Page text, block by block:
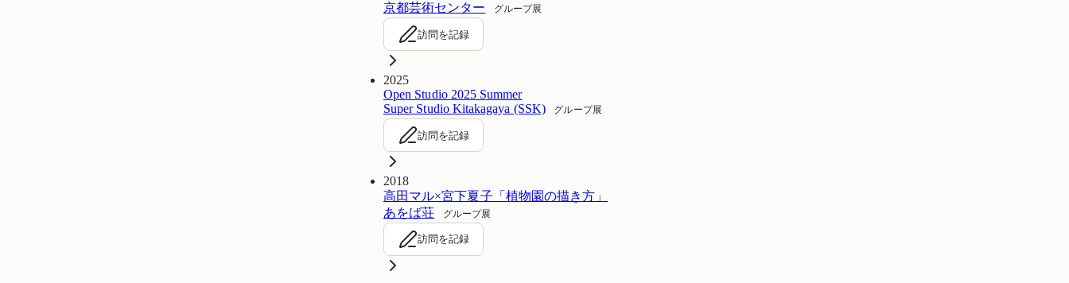
京都芸術センター
グループ展
訪問を記録
2025
Open Studio 2025 Summer
Super Studio Kitakagaya (SSK)
グループ展
訪問を記録
2018
高田マル×宮下夏子「植物園の描き方」
あをば荘
グループ展
訪問を記録